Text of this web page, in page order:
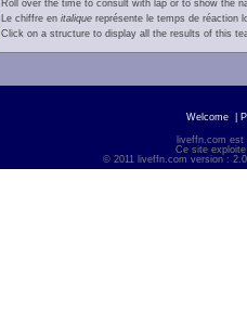
Roll over the time to consult with lap or to show the
Le chiffre en italiquereprésente le temps de réaction
Click on a structure to display all the results of this
Welcome
liveffn.com est
Ce site
© 2011 liveffn.com version :